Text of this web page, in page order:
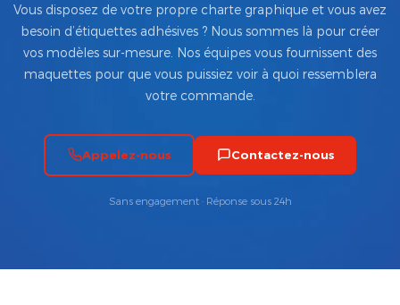
Vous disposez de votre propre charte graphique et vous avez
besoin d’étiquettes adhésives ? Nous sommes là pour créer
vos modèles sur-mesure. Nos équipes vous fournissent des
maquettes pour que vous puissiez voir à quoi ressemblera
votre commande.
Appelez-nous Contactez-nous
Sans engagement · Réponse sous 24h